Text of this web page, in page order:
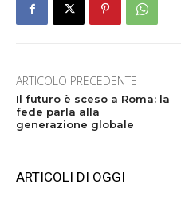
ARTICOLO PRECEDENTE
Il futuro è sceso a Roma: la
fede parla alla
generazione globale
ARTICOLI DI OGGI